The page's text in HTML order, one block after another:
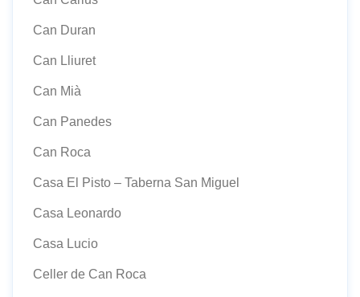
Can Duran
Can Lliuret
Can Mià
Can Panedes
Can Roca
Casa El Pisto – Taberna San Miguel
Casa Leonardo
Casa Lucio
Celler de Can Roca